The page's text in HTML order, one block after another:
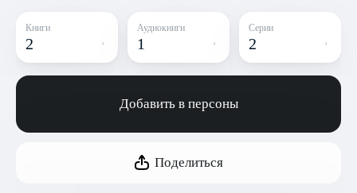
Книги
2
Аудиокниги
1
Серии
2
Добавить в персоны
Поделиться